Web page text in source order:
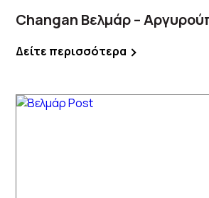
Changan Βελμάρ –
Δείτε περισσότερα